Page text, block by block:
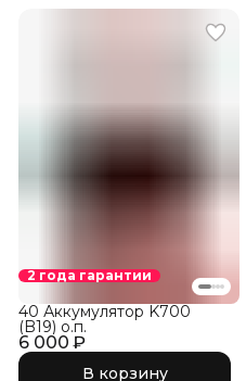
2 года гарантии
6 000 ₽
40 Аккумулятор K700
(B19) о.п.
В корзину